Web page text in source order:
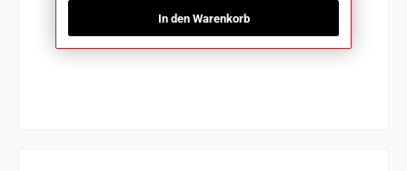
In den Warenkorb